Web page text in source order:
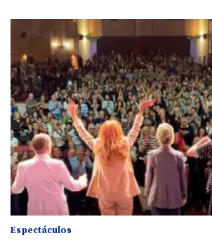
Espectáculos